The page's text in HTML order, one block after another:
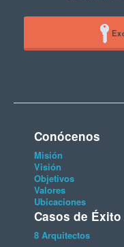
Conócenos
Misión
Visión
Objetivos
Valores
Ubicaciones
Casos de Éxito
8 Arquitectos